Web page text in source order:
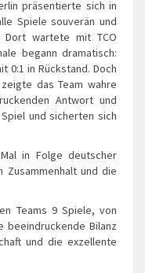
präsentierte sich in
Spiele souverän und
Dort wartete mit TCO
begann dramatisch:
0:1 in Rückstand. Doch
das Team wahre
Antwort und
und sicherten sich
in Folge deutscher
und die
Teams 9 Spiele, von
beeindruckende Bilanz
und die exzellente